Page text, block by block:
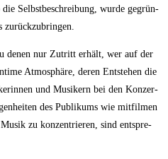
Selbst­be­schrei­bung, wur­de gegrün­
denen nur Zutritt erhält, wer auf der
Atmo­sphä­re, deren Ent­ste­hen die
und Musi­kern bei den Kon­zer­
des Publi­kums wie mit­fil­men
zu kon­zen­trie­ren, sind ent­spre­